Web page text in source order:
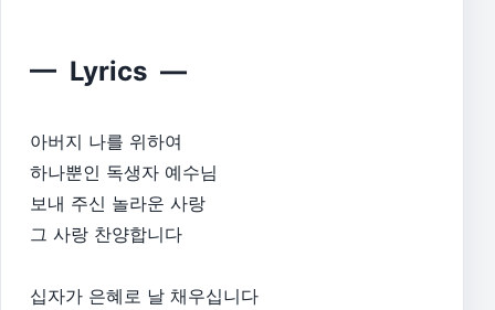
— Lyrics —
아버지 나를 위하여
하나뿐인 독생자 예수님
보내 주신 놀라운 사랑
그 사랑 찬양합니다
십자가 은혜로 날 채우십니다